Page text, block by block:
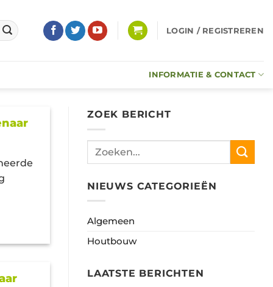
LOGIN / REGISTREREN
INFORMATIE & CONTACT
ZOEK BERICHT
NIEUWS CATEGORIEËN
Algemeen
Houtbouw
LAATSTE BERICHTEN